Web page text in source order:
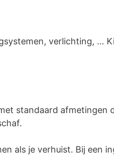
verlichting, …
standaard afmetingen
als je verhuist. Bij een